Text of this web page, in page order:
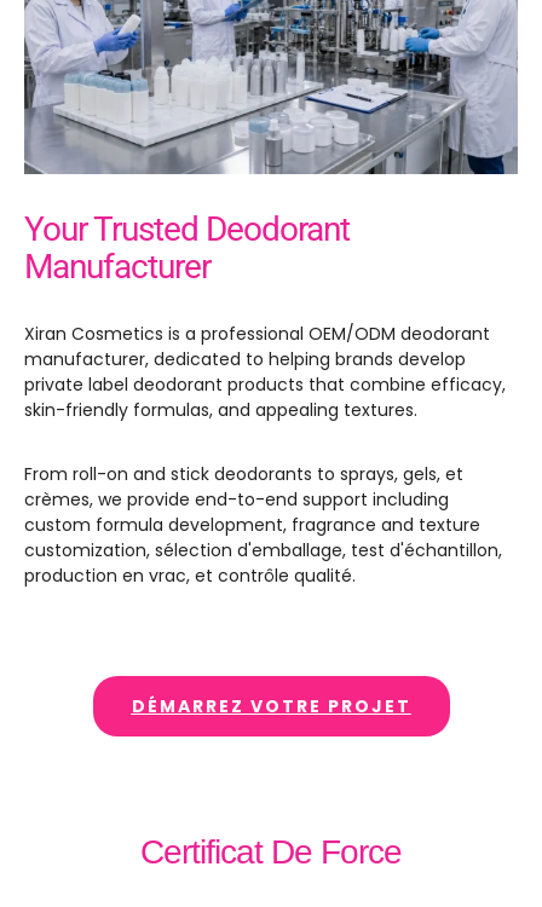
Your Trusted Deodorant
Manufacturer
Xiran Cosmetics is a professional OEM/ODM deodorant
manufacturer, dedicated to helping brands develop
private label deodorant products that combine efficacy,
skin-friendly formulas, and appealing textures.
From roll-on and stick deodorants to sprays, gels, et
crèmes, we provide end-to-end support including
custom formula development, fragrance and texture
customization, sélection d'emballage, test d'échantillon,
production en vrac, et contrôle qualité.
DÉMARREZ VOTRE PROJET
Certificat De Force